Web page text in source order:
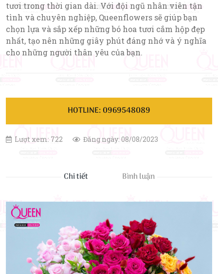
tươi trong thời gian dài. Với đội ngũ nhân viên tận
tình và chuyên nghiệp, Queenflowers sẽ giúp bạn
chọn lựa và sắp xếp những bó hoa tươi cắm hộp đẹp
nhất, tạo nên những giây phút đáng nhớ và ý nghĩa
cho những người thân yêu của bạn.
HOTLINE: 0969548089
Lượt xem: 722 Đăng ngày: 08/08/2023
Chi tiết Bình luận